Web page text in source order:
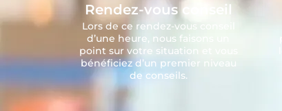
Rendez-vous conseil
Lors de ce rendez-vous conseil
d’une heure, nous faisons un
point sur votre situation et vous
bénéficiez d’un premier niveau
de conseils.